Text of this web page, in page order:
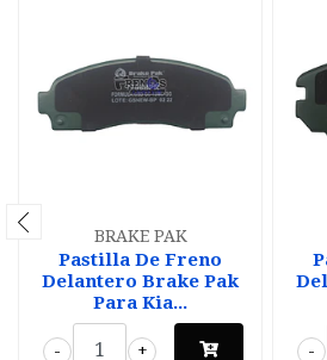
BRAKE PAK
Pastilla De Freno
Delantero Brake Pak
Para Kia...
+
- -